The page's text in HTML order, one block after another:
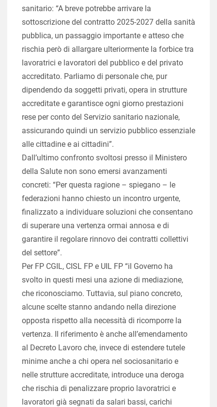
sanitario: “A breve potrebbe arrivare la
sottoscrizione del contratto 2025-2027 della sanità
pubblica, un passaggio importante e atteso che
rischia però di allargare ulteriormente la forbice tra
lavoratrici e lavoratori del pubblico e del privato
accreditato. Parliamo di personale che, pur
dipendendo da soggetti privati, opera in strutture
accreditate e garantisce ogni giorno prestazioni
rese per conto del Servizio sanitario nazionale,
assicurando quindi un servizio pubblico essenziale
alle cittadine e ai cittadini”.
Dall’ultimo confronto svoltosi presso il Ministero
della Salute non sono emersi avanzamenti
concreti: “Per questa ragione – spiegano – le
federazioni hanno chiesto un incontro urgente,
finalizzato a individuare soluzioni che consentano
di superare una vertenza ormai annosa e di
garantire il regolare rinnovo dei contratti collettivi
del settore”.
Per FP CGIL, CISL FP e UIL FP “il Governo ha
svolto in questi mesi una azione di mediazione,
che riconosciamo. Tuttavia, sul piano concreto,
alcune scelte stanno andando nella direzione
opposta rispetto alla necessità di ricomporre la
vertenza. Il riferimento è anche all’emendamento
al Decreto Lavoro che, invece di estendere tutele
minime anche a chi opera nel sociosanitario e
nelle strutture accreditate, introduce una deroga
che rischia di penalizzare proprio lavoratrici e
lavoratori già segnati da salari bassi, carichi